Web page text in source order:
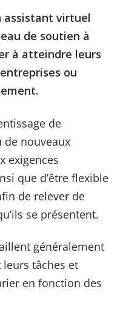
assistant virtuel
de soutien à
à atteindre leurs
ou
de
de nouveaux
exigences
que d’être flexible
de relever de
se présentent.
généralement
leurs tâches et
en fonction des